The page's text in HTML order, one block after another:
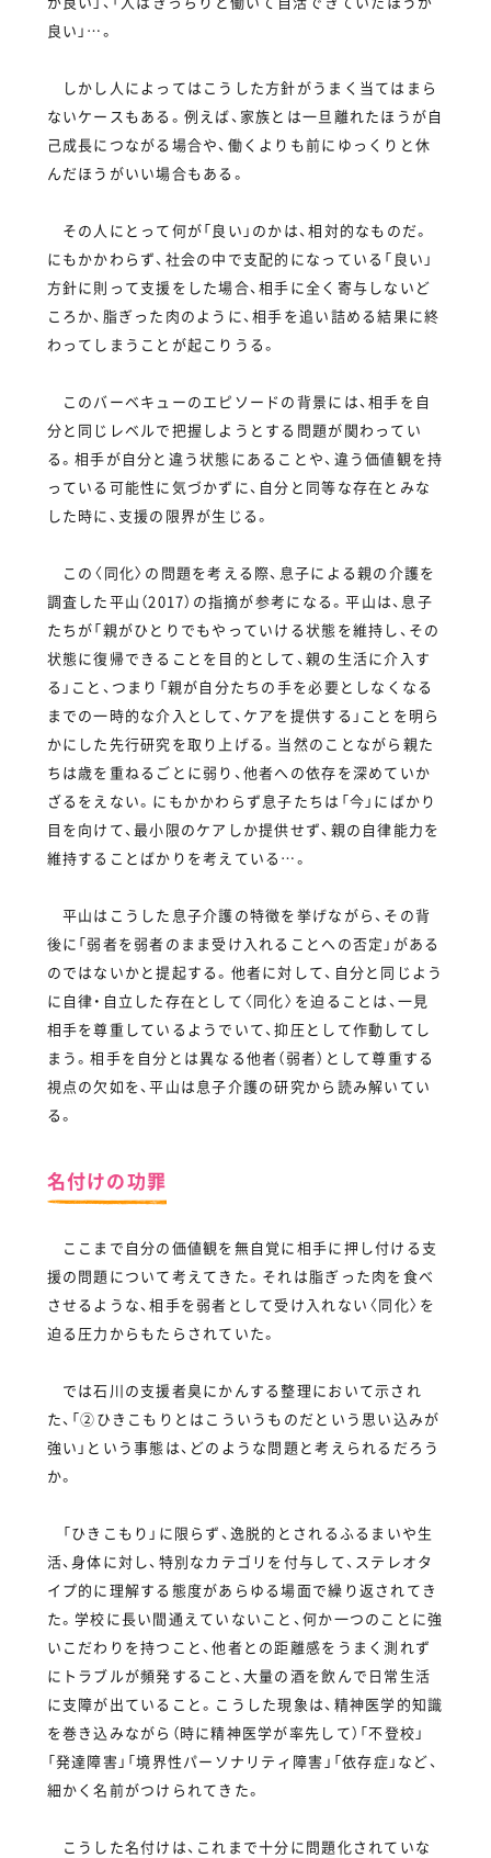
良い」…。
しかし人によってはこうした方針がうまく当てはまら
ないケースもある。例えば、家族とは一旦離れたほうが自
己成長につながる場合や、働くよりも前にゆっくりと休
んだほうがいい場合もある。
その人にとって何が「良い」のかは、相対的なものだ。
にもかかわらず、社会の中で支配的になっている「良い」
方針に則って支援をした場合、相手に全く寄与しないど
ころか、脂ぎった肉のように、相手を追い詰める結果に終
わってしまうことが起こりうる。
このバーベキューのエピソードの背景には、相手を自
分と同じレベルで把握しようとする問題が関わってい
る。相手が自分と違う状態にあることや、違う価値観を持
っている可能性に気づかずに、自分と同等な存在とみな
した時に、支援の限界が生じる。
この〈同化〉の問題を考える際、息子による親の介護を
調査した平山（2017）の指摘が参考になる。平山は、息子
たちが「親がひとりでもやっていける状態を維持し、その
状態に復帰できることを目的として、親の生活に介入す
る」こと、つまり「親が自分たちの手を必要としなくなる
までの一時的な介入として、ケアを提供する」ことを明ら
かにした先行研究を取り上げる。当然のことながら親た
ちは歳を重ねるごとに弱り、他者への依存を深めていか
ざるをえない。にもかかわらず息子たちは「今」にばかり
目を向けて、最小限のケアしか提供せず、親の自律能力を
維持することばかりを考えている…。
平山はこうした息子介護の特徴を挙げながら、その背
後に「弱者を弱者のまま受け入れることへの否定」がある
のではないかと提起する。他者に対して、自分と同じよう
に自律・自立した存在として〈同化〉を迫ることは、一見
相手を尊重しているようでいて、抑圧として作動してし
まう。相手を自分とは異なる他者（弱者）として尊重する
視点の欠如を、平山は息子介護の研究から読み解いてい
る。
名付けの功罪
ここまで自分の価値観を無自覚に相手に押し付ける支
援の問題について考えてきた。それは脂ぎった肉を食べ
させるような、相手を弱者として受け入れない〈同化〉を
迫る圧力からもたらされていた。
では石川の支援者臭にかんする整理において示され
た、「②ひきこもりとはこういうものだという思い込みが
強い」という事態は、どのような問題と考えられるだろう
か。
「ひきこもり」に限らず、逸脱的とされるふるまいや生
活、身体に対し、特別なカテゴリを付与して、ステレオタ
イプ的に理解する態度があらゆる場面で繰り返されてき
た。学校に長い間通えていないこと、何か一つのことに強
いこだわりを持つこと、他者との距離感をうまく測れず
にトラブルが頻発すること、大量の酒を飲んで日常生活
に支障が出ていること。こうした現象は、精神医学的知識
を巻き込みながら（時に精神医学が率先して）「不登校」
「発達障害」「境界性パーソナリティ障害」「依存症」など、
細かく名前がつけられてきた。
こうした名付けは、これまで十分に問題化されていな